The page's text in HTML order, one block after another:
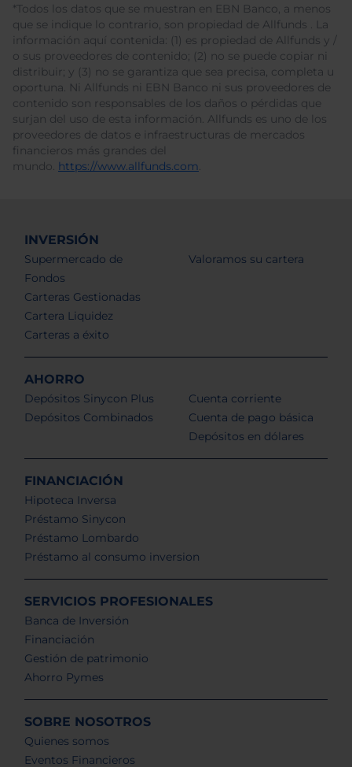
*Todos los datos que se muestran en EBN Banco, a menos
que se indique lo contrario, son propiedad de Allfunds . La
información aquí contenida: (1) es propiedad de Allfunds y /
o sus proveedores de contenido; (2) no se puede copiar ni
distribuir; y (3) no se garantiza que sea precisa, completa u
oportuna. Ni Allfunds ni EBN Banco ni sus proveedores de
contenido son responsables de los daños o pérdidas que
surjan del uso de esta información. Allfunds es uno de los
proveedores de datos e infraestructuras de mercados
financieros más grandes del
mundo. https://www.allfunds.com.
INVERSIÓN
Supermercado de
Fondos
Carteras Gestionadas
Cartera Liquidez
Carteras a éxito
Valoramos su cartera
AHORRO
Depósitos Sinycon Plus
Depósitos Combinados
Cuenta corriente
Cuenta de pago básica
Depósitos en dólares
FINANCIACIÓN
Hipoteca Inversa
Préstamo Sinycon
Préstamo Lombardo
Préstamo al consumo inversion
SERVICIOS PROFESIONALES
Banca de Inversión
Financiación
Gestión de patrimonio
Ahorro Pymes
SOBRE NOSOTROS
Quienes somos
Eventos Financieros